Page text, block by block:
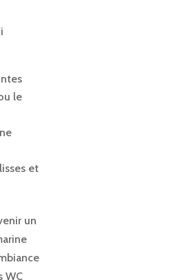
le
et
un
WC